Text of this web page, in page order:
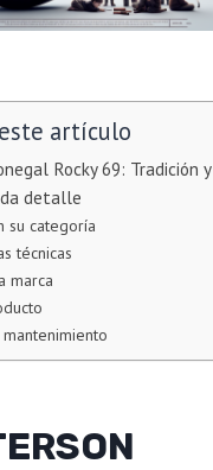
artículo
Rocky 69: Tradición y
detalle
su categoría
técnicas
marca